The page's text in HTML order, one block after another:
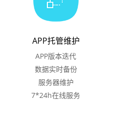
APP托管维护
APP版本迭代
数据实时备份
服务器维护
7*24h在线服务